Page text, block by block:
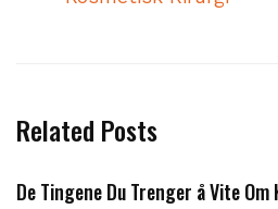
Related Posts
De Tingene Du Trenger å Vite